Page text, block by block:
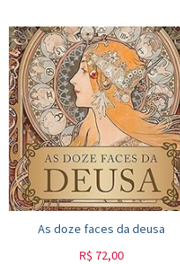
As doze faces da deusa
R$ 72,00